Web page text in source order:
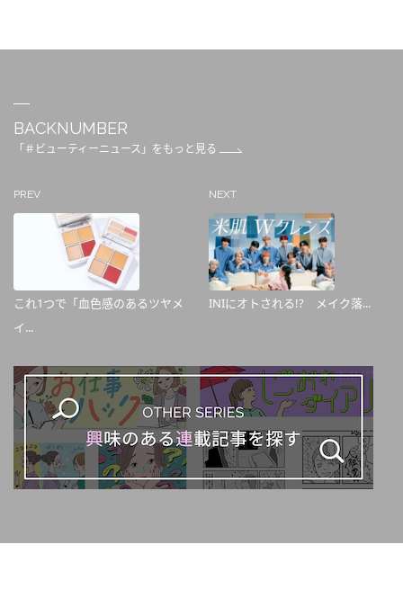
BACKNUMBER
「＃ビューティーニュース」をもっと見る
PREV
これ1つで「血色感のあるツヤメ
イ...
NEXT
INIにオトされる!? メイク落...